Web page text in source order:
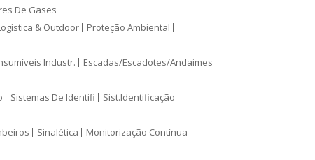
De Gases
& Outdoor
Proteção Ambiental
Industr.
Escadas/Escadotes/Andaimes
Sistemas De Identifi Sist.Identificação
Sinalética Monitorização Contínua